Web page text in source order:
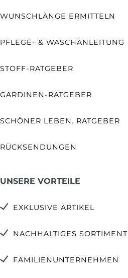
WUNSCHLÄNGE ERMITTELN
PFLEGE- & WASCHANLEITUNG
STOFF-RATGEBER
GARDINEN-RATGEBER
SCHÖNER LEBEN. RATGEBER
RÜCKSENDUNGEN
UNSERE VORTEILE
EXKLUSIVE ARTIKEL
NACHHALTIGES SORTIMENT
FAMILIENUNTERNEHMEN